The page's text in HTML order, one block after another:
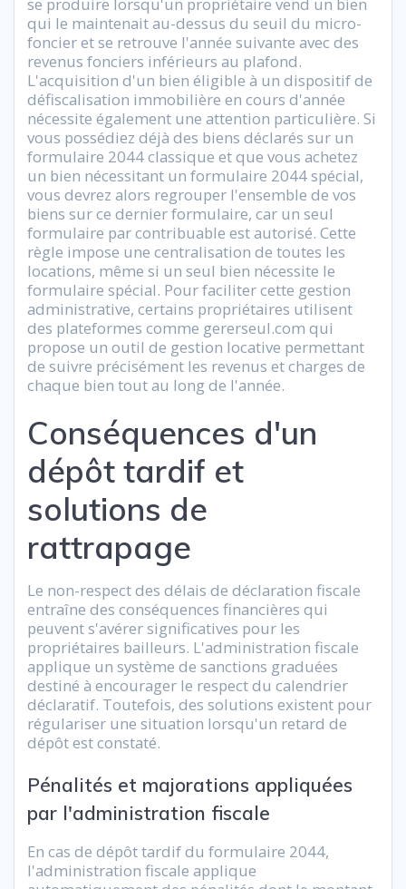
se produire lorsqu'un propriétaire vend un bien
qui le maintenait au-dessus du seuil du micro-
foncier et se retrouve l'année suivante avec des
revenus fonciers inférieurs au plafond.
L'acquisition d'un bien éligible à un dispositif de
défiscalisation immobilière en cours d'année
nécessite également une attention particulière. Si
vous possédiez déjà des biens déclarés sur un
formulaire 2044 classique et que vous achetez
un bien nécessitant un formulaire 2044 spécial,
vous devrez alors regrouper l'ensemble de vos
biens sur ce dernier formulaire, car un seul
formulaire par contribuable est autorisé. Cette
règle impose une centralisation de toutes les
locations, même si un seul bien nécessite le
formulaire spécial. Pour faciliter cette gestion
administrative, certains propriétaires utilisent
des plateformes comme gererseul.com qui
propose un outil de gestion locative permettant
de suivre précisément les revenus et charges de
chaque bien tout au long de l'année.
Conséquences d'un
dépôt tardif et
solutions de
rattrapage
Le non-respect des délais de déclaration fiscale
entraîne des conséquences financières qui
peuvent s'avérer significatives pour les
propriétaires bailleurs. L'administration fiscale
applique un système de sanctions graduées
destiné à encourager le respect du calendrier
déclaratif. Toutefois, des solutions existent pour
régulariser une situation lorsqu'un retard de
dépôt est constaté.
Pénalités et majorations appliquées
par l'administration fiscale
En cas de dépôt tardif du formulaire 2044,
l'administration fiscale applique